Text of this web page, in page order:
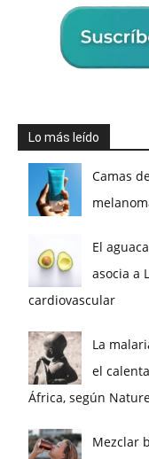
Lo más leído
Camas
El
asocia a
cardiovascular
La
el
África, según
Mezclar